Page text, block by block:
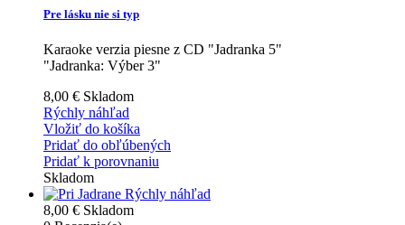
Pre lásku nie si typ
Karaoke verzia piesne z CD "Jadranka 5"
"Jadranka: Výber 3"
8,00 € Skladom
Rýchly náhľad
Vložiť do košíka
Pridať do obľúbených
Pridať k porovnaniu
Skladom
Rýchly náhľad
8,00 € Skladom